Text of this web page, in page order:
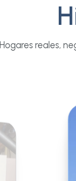
Hogares reales,